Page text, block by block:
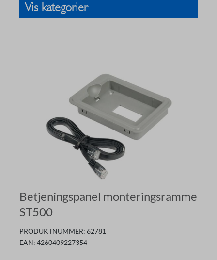
Vis kategorier
Betjeningspanel monteringsramme
ST500
PRODUKTNUMMER: 62781
EAN: 4260409227354